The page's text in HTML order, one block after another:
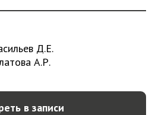
Д.Е.
А.Р.
в записи